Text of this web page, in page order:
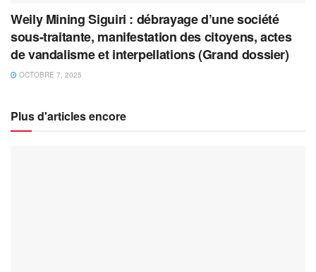
Weily Mining Siguiri : débrayage d’une société
sous-traitante, manifestation des citoyens, actes
de vandalisme et interpellations (Grand dossier)
OCTOBRE 7, 2025
Plus d'articles encore